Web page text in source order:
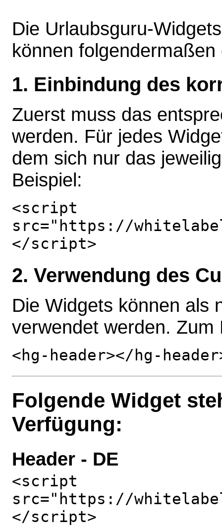
Die Urlaubsguru-
können
1. Einbindung des
Zuerst muss das
werden. Für jedes
dem sich nur das
Beispiel:
<script
src="https://
</script>
2. Verwendung des
Die Widgets können als
verwendet werden. Zum
<hg-header></hg-
Folgende Widget
Verfügung:
Header - DE
<script
src="https://
</script>